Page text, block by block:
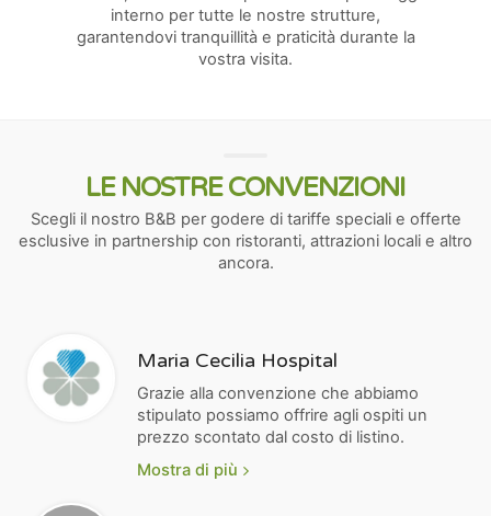
interno per tutte le nostre strutture,
garantendovi tranquillità e praticità durante la
vostra visita.
LE NOSTRE CONVENZIONI
Scegli il nostro B&B per godere di tariffe speciali e offerte
esclusive in partnership con ristoranti, attrazioni locali e altro
ancora.
Maria Cecilia Hospital
Grazie alla convenzione che abbiamo
stipulato possiamo offrire agli ospiti un
prezzo scontato dal costo di listino.
Mostra di più